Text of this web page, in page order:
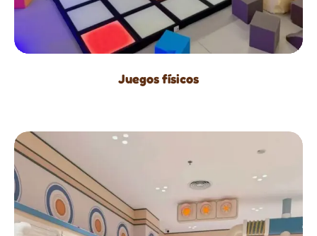
Juegos físicos